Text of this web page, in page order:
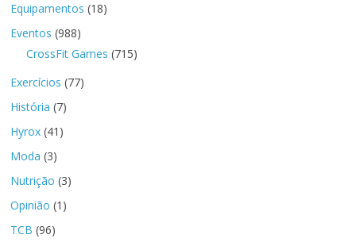
Equipamentos (18)
Eventos (988)
CrossFit Games (715)
Exercícios (77)
História (7)
Hyrox (41)
Moda (3)
Nutrição (3)
Opinião (1)
TCB (96)